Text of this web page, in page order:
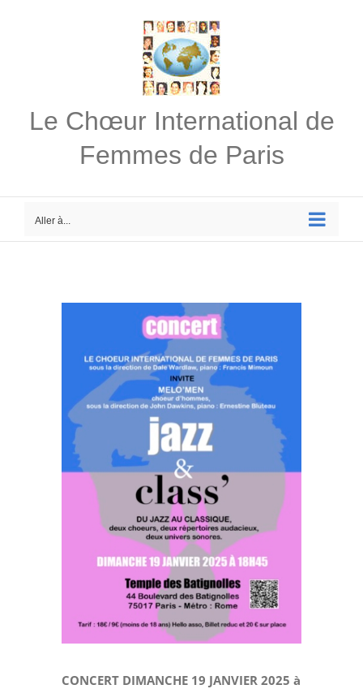
Le Chœur International de
Femmes de Paris
Aller à...
agrandie
CONCERT DIMANCHE 19 JANVIER 2025 à